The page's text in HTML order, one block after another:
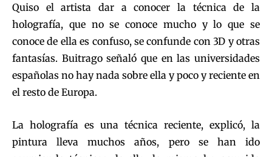
Quiso el artista dar a conocer la técnica de la
holografía, que no se conoce mucho y lo que se
conoce de ella es confuso, se confunde con 3D y otras
fantasías. Buitrago señaló que en las universidades
españolas no hay nada sobre ella y poco y reciente en
el resto de Europa.
La holografía es una técnica reciente, explicó, la
pintura lleva muchos años, pero se han ido